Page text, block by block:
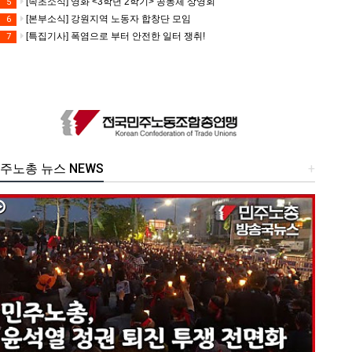
6 [본부소식] 강원지역 노동자 합창단 모임
7 [특집기사] 폭염으로 부터 안전한 일터 쟁취!
+
노총 뉴스 NEWS